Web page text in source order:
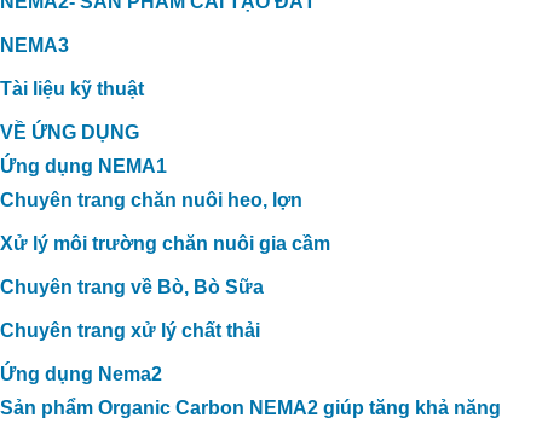
NEMA3
Tài liệu kỹ thuật
VỀ ỨNG DỤNG
Ứng dụng NEMA1
Chuyên trang chăn nuôi heo, lợn
Xử lý môi trường chăn nuôi gia cầm
Chuyên trang về Bò, Bò Sữa
Chuyên trang xử lý chất thải
Ứng dụng Nema2
Sản phẩm Organic Carbon NEMA2 giúp tăng khả năng